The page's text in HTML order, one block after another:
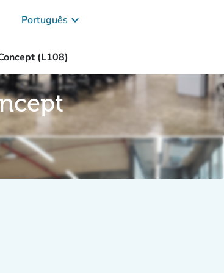
Português keyboard_arrow_down
(L108)